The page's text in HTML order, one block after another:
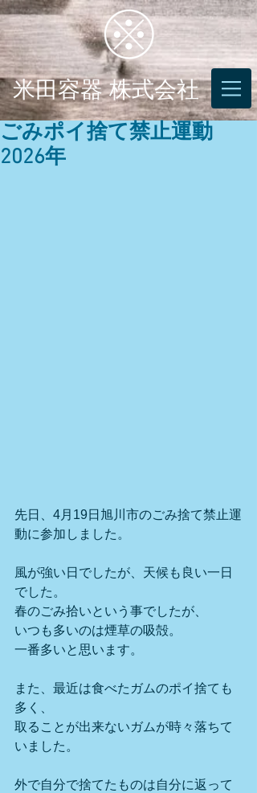
米田容器 株式会社
ごみポイ捨て禁止運動
2026年
先日、4月19日旭川市のごみ捨て禁止運
動に参加しました。
風が強い日でしたが、天候も良い一日
でした。
春のごみ拾いという事でしたが、
いつも多いのは煙草の吸殻。
一番多いと思います。
また、最近は食べたガムのポイ捨ても
多く、
取ることが出来ないガムが時々落ちて
いました。
外で自分で捨てたものは自分に返って